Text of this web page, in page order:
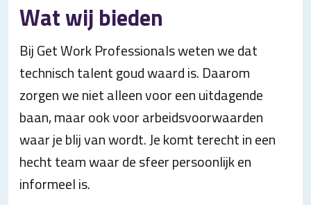
Wat wij bieden
Bij Get Work Professionals weten we dat
technisch talent goud waard is. Daarom
zorgen we niet alleen voor een uitdagende
baan, maar ook voor arbeidsvoorwaarden
waar je blij van wordt. Je komt terecht in een
hecht team waar de sfeer persoonlijk en
informeel is.